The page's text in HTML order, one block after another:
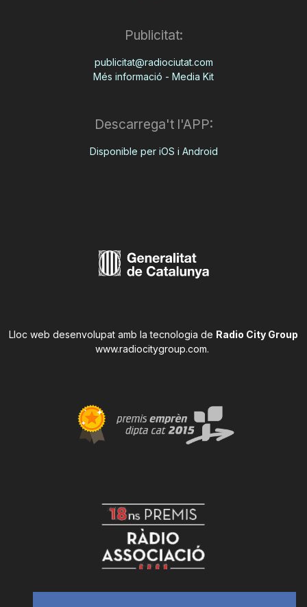
Publicitat:
publicitat@radiociutat.com
Més informació - Media Kit
Descarrega't l'APP:
Disponible per iOS i Android
Lloc web desenvolupat amb la tecnologia de Radio City Group
www.radiocitygroup.com.